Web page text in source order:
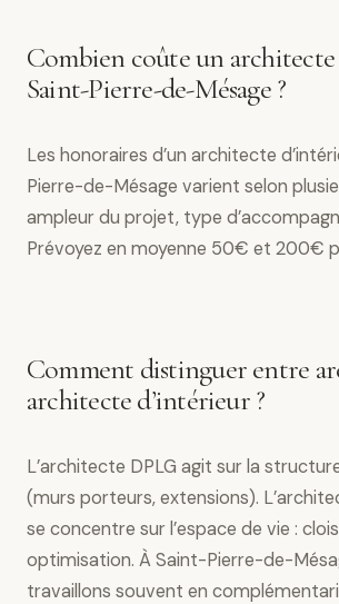
Combien coûte un
Saint-Pierre-de-Mésage ?
Les honoraires d’un architecte
Pierre-de-Mésage varient selon
ampleur du projet, type
Prévoyez en moyenne 50€ et 200€
Comment distinguer entre
architecte d’intérieur ?
L’architecte DPLG agit sur la
(murs porteurs, extensions).
se concentre sur l’espace de vie :
optimisation. À Saint-Pierre-de-
travaillons souvent en